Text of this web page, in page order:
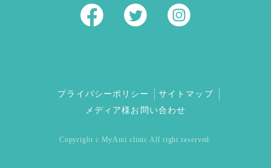
プライバシーポリシー
サイトマップ
メディア様お問い合わせ
Copyright c MyAmi clinic All right reserved.